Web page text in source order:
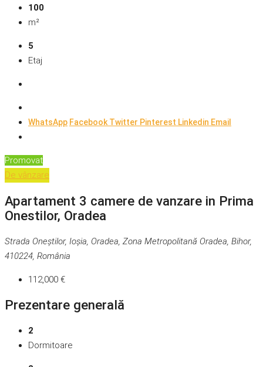
100
m²
5
Etaj
WhatsApp FacebookTwitter Pinterest Linkedin Email
Promovat
De vânzare
Apartament 3 camere de vanzare in Prima
Onestilor, Oradea
Strada Oneștilor, Ioşia, Oradea, Zona Metropolitană Oradea, Bihor,
410224, România
112,000 €
Prezentare generală
2
Dormitoare